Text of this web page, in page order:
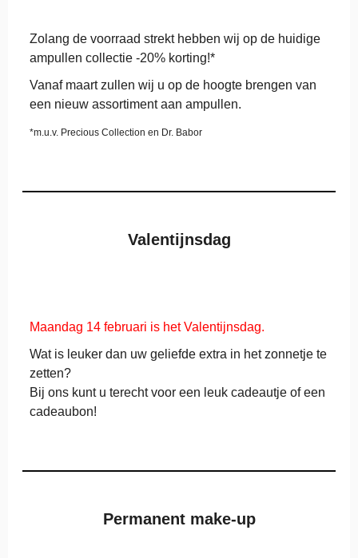
Zolang de voorraad strekt hebben wij op de huidige
ampullen collectie -20% korting!*
Vanaf maart zullen wij u op de hoogte brengen van
een nieuw assortiment aan ampullen.
*m.u.v. Precious Collection en Dr. Babor
Valentijnsdag
Maandag 14 februari is het Valentijnsdag.
Wat is leuker dan uw geliefde extra in het zonnetje te
zetten?
Bij ons kunt u terecht voor een leuk cadeautje of een
cadeaubon!
Permanent make-up